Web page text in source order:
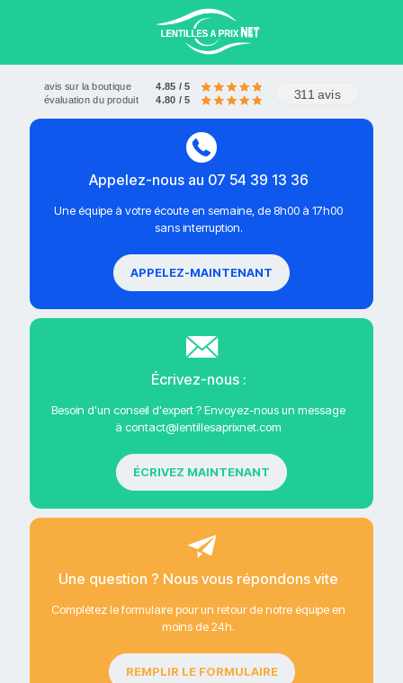
avis sur la boutique
4.85 / 5
évaluation du produit
4.80 / 5 311 avis
Appelez-nous au 07 54 39 13 36
Une équipe à votre écoute en semaine, de 8h00 à 17h00
sans interruption.
APPELEZ-MAINTENANT
Écrivez-nous :
Besoin d'un conseil d'expert ? Envoyez-nous un message
à contact@lentillesaprixnet.com
ÉCRIVEZ MAINTENANT
Une question ? Nous vous répondons vite
Complétez le formulaire pour un retour de notre équipe en
moins de 24h.
REMPLIR LE FORMULAIRE